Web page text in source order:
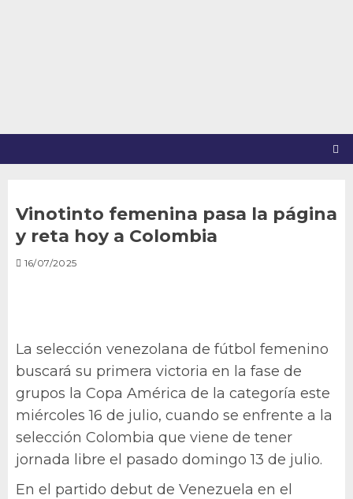
Vinotinto femenina pasa la página
y reta hoy a Colombia
16/07/2025
La selección venezolana de fútbol femenino
buscará su primera victoria en la fase de
grupos la Copa América de la categoría este
miércoles 16 de julio, cuando se enfrente a la
selección Colombia que viene de tener
jornada libre el pasado domingo 13 de julio.
En el partido debut de Venezuela en el